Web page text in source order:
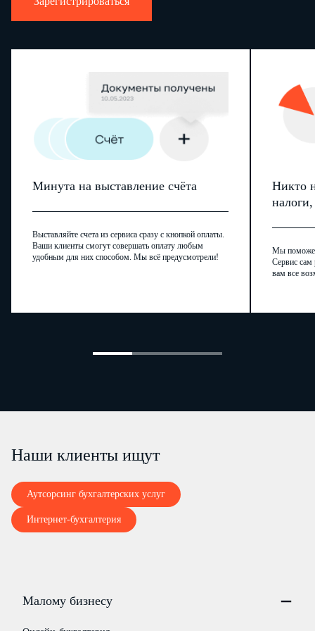
Минута на выставление счёта
Выставляйте счета из сервиса сразу с кнопкой оплаты.
Ваши клиенты смогут совершать оплату любым
удобным для них способом. Мы всё предусмотрели!
Никто
Мы
Сервис сам
вам все
Наши клиенты ищут
Аутсорсинг бухгалтерских услуг
Интернет-бухгалтерия
Малому бизнесу